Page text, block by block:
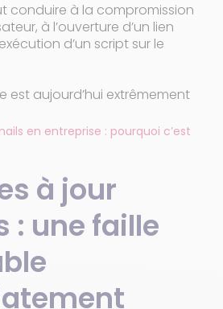
conduire à la compromission
à l’ouverture d’un lien
d’un script sur le
est aujourd’hui extrêmement
en entreprise : pourquoi c’est
à jour
: une faille